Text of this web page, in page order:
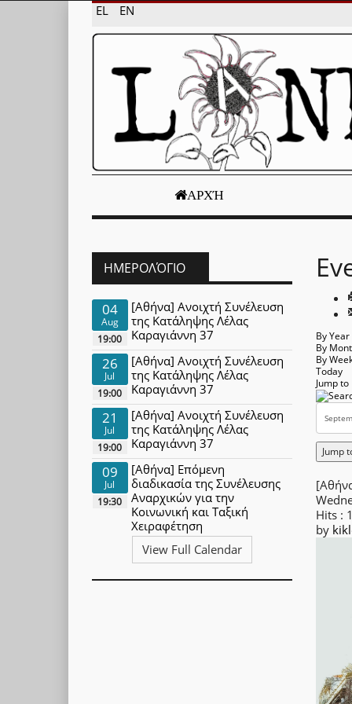
EL EN
ΑΡΧΉ
By Year
By
By
Today
Jump
Jump
Hits :
by
ΗΜΕΡΟΛΌΓΙΟ
04
Aug
19:00
[Αθήνα] Ανοιχτή Συνέλευση
της Κατάληψης Λέλας
Καραγιάννη 37
26
Jul
19:00
[Αθήνα] Ανοιχτή Συνέλευση
της Κατάληψης Λέλας
Καραγιάννη 37
21
Jul
19:00
[Αθήνα] Ανοιχτή Συνέλευση
της Κατάληψης Λέλας
Καραγιάννη 37
09
Jul
19:30
[Αθήνα] Επόμενη
διαδικασία της Συνέλευσης
Αναρχικών για την
Κοινωνική και Ταξική
Χειραφέτηση
View Full Calendar